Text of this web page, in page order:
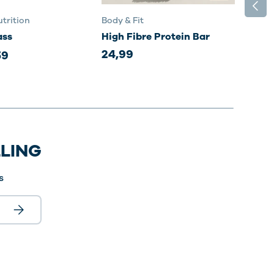
Body & Fit
High Fibre Protein Bar
24,99
Abonneer